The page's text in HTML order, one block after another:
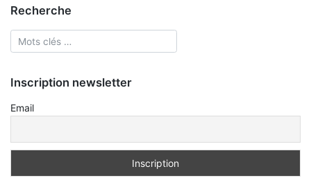
Recherche
Inscription newsletter
Email